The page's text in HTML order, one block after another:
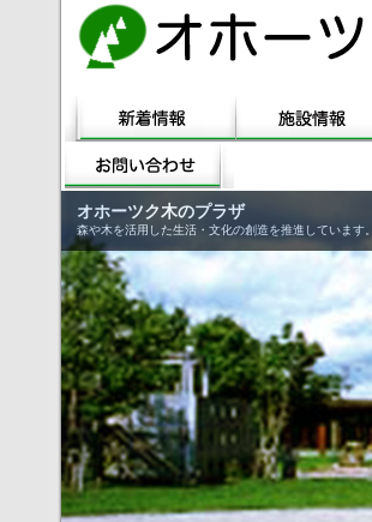
オホーツク木のプラザ
森や木を活用した生活・文化の創造を推進しています。